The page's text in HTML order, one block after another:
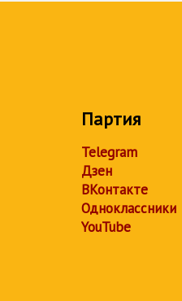
Партия
Telegram
Дзен
ВКонтакте
Одноклассники
YouTube